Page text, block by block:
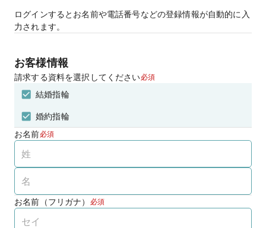
ログインするとお名前や電話番号などの登録情報が自動的に入
力されます。
お客様情報
請求する資料を選択してください必須
結婚指輪
婚約指輪
お名前必須
お名前（フリガナ） 必須